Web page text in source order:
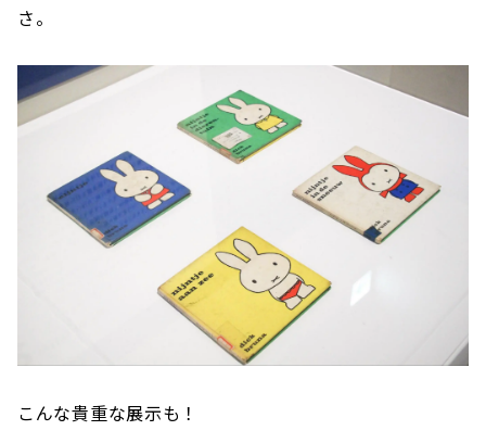
さ。
こんな貴重な展示も！